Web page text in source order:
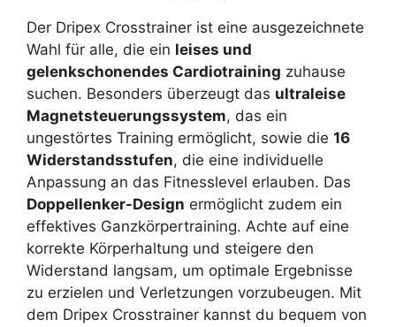
Der Dripex Crosstrainer ist eine ausgezeichnete
Wahl für alle, die ein leises und
gelenkschonendes Cardiotraining zuhause
suchen. Besonders überzeugt das ultraleise
Magnetsteuerungssystem, das ein
ungestörtes Training ermöglicht, sowie die 16
Widerstandsstufen, die eine individuelle
Anpassung an das Fitnesslevel erlauben. Das
Doppellenker-Design ermöglicht zudem ein
effektives Ganzkörpertraining. Achte auf eine
korrekte Körperhaltung und steigere den
Widerstand langsam, um optimale Ergebnisse
zu erzielen und Verletzungen vorzubeugen. Mit
dem Dripex Crosstrainer kannst du bequem von